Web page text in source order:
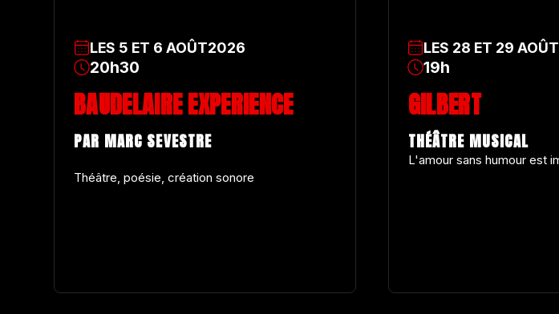
LES 5 ET 6 AOÛT2026
20h30
BAUDELAIRE EXPERIENCE
PAR MARC SEVESTRE
Théâtre, poésie, création sonore
LES 28 ET 29 AOÛT
19h
GILBERT
THÉÂTRE MUSICAL
L'amour sans humour est